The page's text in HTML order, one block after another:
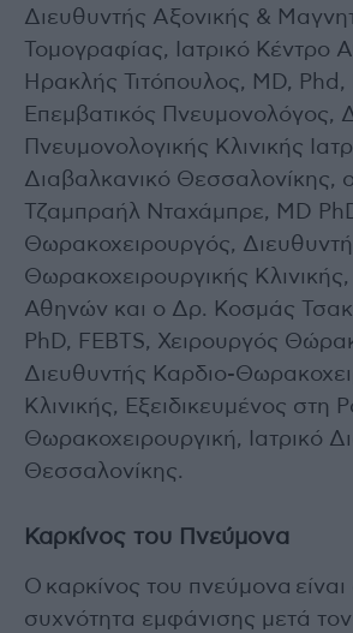
Διευθυντής Αξονικής &
Τομογραφίας, Ιατρικό Κέντρο
Ηρακλής Τιτόπουλος, MD, Phd,
Επεμβατικός Πνευμονολόγος,
Πνευμονολογικής Κλινικής
Διαβαλκανικό Θεσσαλονίκης,
Τζαμπραήλ Νταχάμπρε, MD
Θωρακοχειρουργός,
Θωρακοχειρουργικής Κλινικής,
Αθηνών και ο Δρ. Κοσμάς
PhD, FEBTS, Χειρουργός
Διευθυντής Καρδιο-
Κλινικής, Εξειδικευμένος στη
Θωρακοχειρουργική, Ιατρικό
Θεσσαλονίκης.
Καρκίνος του Πνεύμονα
Ο καρκίνος του πνεύμονα
συχνότητα εμφάνισης μετά